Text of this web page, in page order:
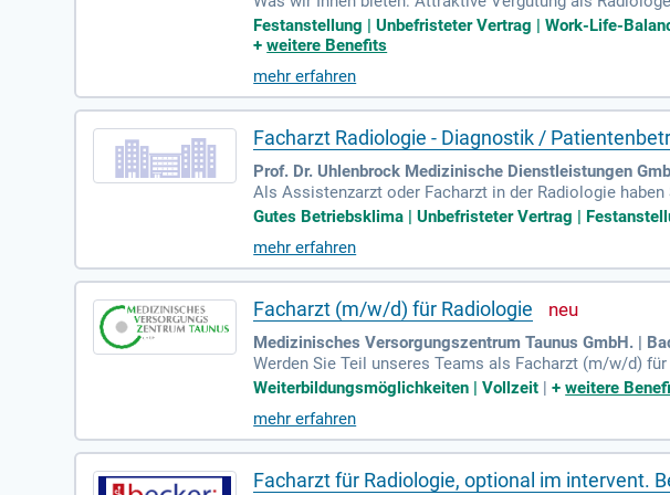
estangestellter Arzt/Ärztin und bis zu 110 Euro pro
Festanstellung | Unbefristeter Vertrag | Work-Life-
+weitere Benefits
mehr erfahren
Facharzt Radiologie - Diagnostik /
Prof. Dr. Uhlenbrock Medizinische Dienstleistungen
Als Assistenzarzt oder Facharzt in der Radiologie
unserem Team zählen Sie als Mensch, der einen
radiologischer Untersuchungen wie MRT, Röntgen und
teilungen und medizinischem Personal zusammen.
Wenn Sie Ihr Medizinstudium und Ihre
Gutes Betriebsklima | Unbefristeter Vertrag |
mehr erfahren
Facharzt (m/w/d) für Radiologie
Medizinisches Versorgungszentrum Taunus GmbH. |
Werden Sie Teil unseres Teams als Facharzt (m/w/d)
us bietet Ihnen eine exzellente Geräteausstattung,
ld mit einem breiten Spektrum an
für die Hochtaunuskliniken. Bewerben Sie sich jetzt
Weiterbildungsmöglichkeiten | Vollzeit |+weitere
mehr erfahren
Facharzt für Radiologie, optional im intervent.